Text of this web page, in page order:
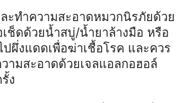
ะทำความสะอาดหมวกนิรภัยด้วย
ช็ดด้วยน้ำสบู่/น้ำยาล้างมือ หรือ
ผึ่งแดดเพื่อฆ่าเชื้อโรค และควร
ามสะอาดด้วยเจลแอลกอฮอล์
ง